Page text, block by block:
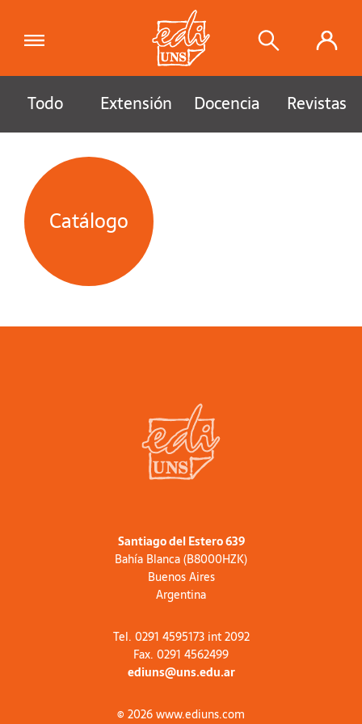
Todo Extensión Docencia Revistas
Catálogo
Santiago del Estero 639
Bahía Blanca (B8000HZK)
Buenos Aires
Argentina
Tel. 0291 4595173 int 2092
Fax. 0291 4562499
ediuns@uns.edu.ar
© 2026 www.ediuns.com